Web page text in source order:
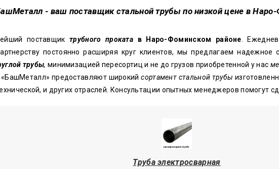
- ваш поставщик стальной трубы по низкой цене в
поставщиктрубного проката в Наро-Фоминском районе .
постоянно расширяя круг клиентов, мы предлагаем надежное
трубы, минимизацией пересортиц и не до грузов приобретенной у нас
предоставляют широкийсортамент стальной трубы
и других отраслей. Консультации опытных менеджеров помогут
Труба электросварная